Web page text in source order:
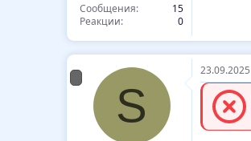
Сообщения
15
Реакции
0
S
23.09.2025